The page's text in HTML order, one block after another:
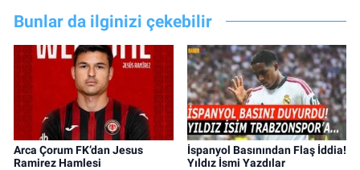
Bunlar da ilginizi çekebilir
Arca Çorum FK’dan Jesus
Ramirez Hamlesi
İspanyol Basınından Flaş İddia!
Yıldız İsmi Yazdılar